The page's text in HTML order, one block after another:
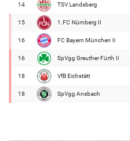
14 TSV Landsberg
15 1.FC Nürnberg II
16 FC Bayern München II
16 SpVgg Greuther Fürth II
18 VfB Eichstätt
18 SpVgg Ansbach